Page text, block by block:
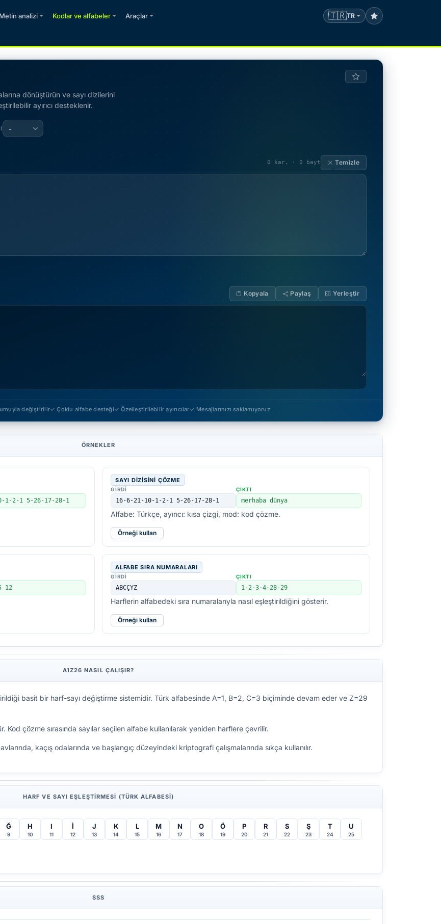
Metin analizi Kodlar ve alfabeler Araçlar 🇹🇷TR
dönüştürün ve sayı dizilerini
ayırıcı desteklenir.
-
0 kar. · 0 bayt Temizle
Kopyala Paylaş Yerleştir
değiştirilir✓ Çoklu alfabe desteği✓ Özelleştirilebilir ayırıcılar✓ Mesajlarınızı saklamıyoruz
ÖRNEKLER
1-2-1 5-26-17-28-1
SAYI DIZISINI ÇÖZME
GIRDI
16-6-21-10-1-2-1 5-26-17-28-1
ÇIKTI
merhaba dünya
Alfabe: Türkçe, ayırıcı: kısa çizgi, mod: kod çözme.
Örneği kullan
12
ALFABE SIRA NUMARALARI
GIRDI
ABCÇYZ
ÇIKTI
1-2-3-4-28-29
Harflerin alfabedeki sıra numaralarıyla nasıl eşleştirildiğini gösterir.
Örneği kullan
A1Z26 NASIL ÇALIŞIR?
basit bir harf-sayı değiştirme sistemidir. Türk alfabesinde A=1, B=2, C=3 biçiminde devam eder ve Z=29
Kod çözme sırasında sayılar seçilen alfabe kullanılarak yeniden harflere çevrilir.
kaçış odalarında ve başlangıç düzeyindeki kriptografi çalışmalarında sıkça kullanılır.
HARF VE SAYI EŞLEŞTIRMESI (TÜRK ALFABESI)
Ğ
9
H
10
I
11
İ
12
J
13
K
14
L
15
M
16
N
17
O
18
Ö
19
P
20
R
21
S
22
Ş
23
T
24
U
25
SSS